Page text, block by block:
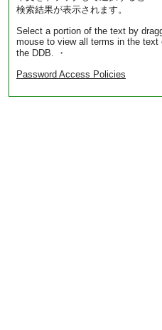
検索結果が表示されます。
Select a portion of the text by
mouse to view all terms in the text
the DDB. ・
Password Access Policies